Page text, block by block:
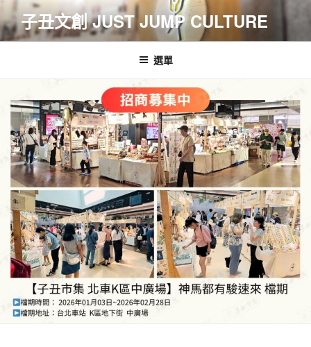
跳
至
主
子丑文創 JUST JUMP CULTURE
選單